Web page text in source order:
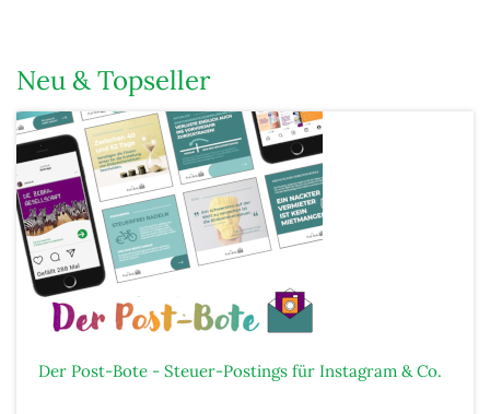
Neu & Topseller
Der Post-Bote - Steuer-Postings für Instagram & Co.